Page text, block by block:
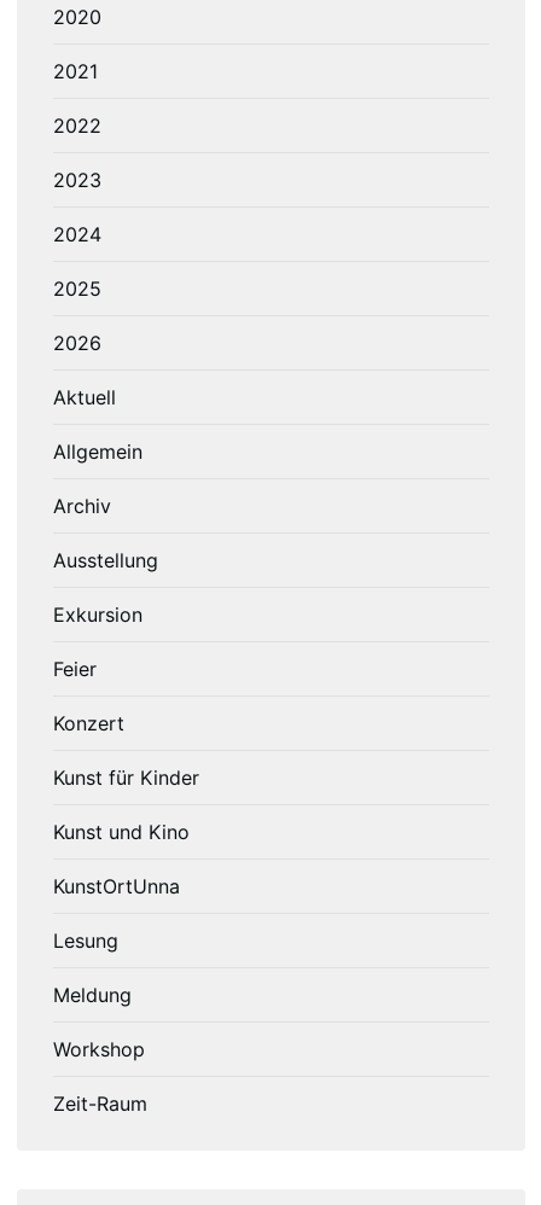
2020
2021
2022
2023
2024
2025
2026
Aktuell
Allgemein
Archiv
Ausstellung
Exkursion
Feier
Konzert
Kunst für Kinder
Kunst und Kino
KunstOrtUnna
Lesung
Meldung
Workshop
Zeit-Raum